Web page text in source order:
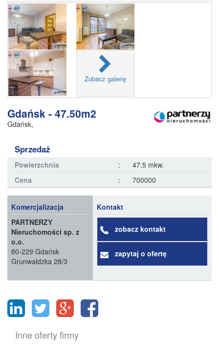
Zobacz galerię
Gdańsk - 47.50m2
Gdańsk,
Sprzedaż
Powierzchnia :
47.5 mkw.
Cena
: 700000
Komercjalizacja
PARTNERZY
Nieruchomości sp. z
o.o.
80-229 Gdańsk
Grunwaldzka 28/3
Kontakt
zobacz kontakt
zapytaj o ofertę
Inne oferty firmy